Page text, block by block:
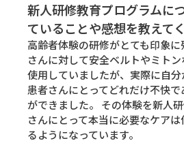
新人研修教育プログラムに
ていることや感想を教えて
高齢者体験の研修がとても印象
さんに対して安全ベルトやミト
使用していましたが、実際に自分
患者さんにとってどれだけ不快
ができました。 その体験を新人
さんにとって本当に必要なケア
るようになっています。